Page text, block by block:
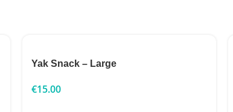
Yak Snack – Large
€15.00